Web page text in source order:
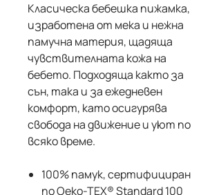
Класическа бебешка пижамка,
изработена от мека и нежна
памучна материя, щадяща
чувствителната кожа на
бебето. Подходяща както за
сън, така и за ежедневен
комфорт, като осигурява
свобода на движение и уют по
всяко време.
100% памук, сертифициран
по Oeko-TEX® Standard 100